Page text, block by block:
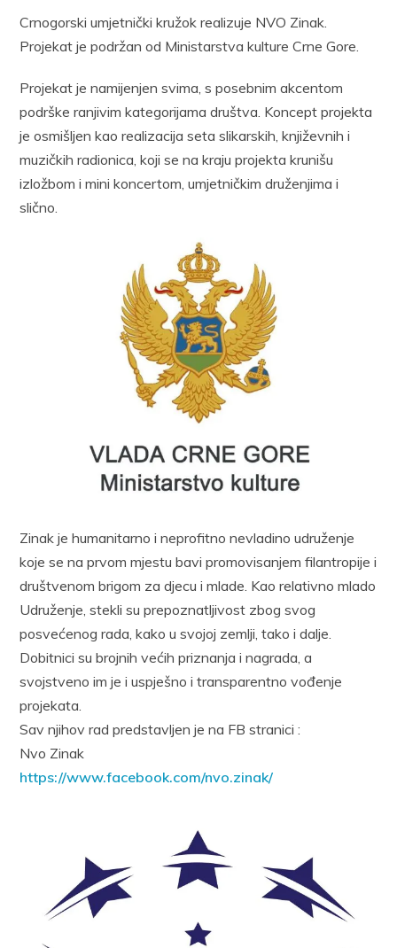
Crnogorski umjetnički kružok realizuje NVO Zinak.
Projekat je podržan od Ministarstva kulture Crne Gore.
Projekat je namijenjen svima, s posebnim akcentom
podrške ranjivim kategorijama društva. Koncept projekta
je osmišljen kao realizacija seta slikarskih, književnih i
muzičkih radionica, koji se na kraju projekta krunišu
izložbom i mini koncertom, umjetničkim druženjima i
slično.
Zinak je humanitarno i neprofitno nevladino udruženje
koje se na prvom mjestu bavi promovisanjem filantropije i
društvenom brigom za djecu i mlade. Kao relativno mlado
Udruženje, stekli su prepoznatljivost zbog svog
posvećenog rada, kako u svojoj zemlji, tako i dalje.
Dobitnici su brojnih većih priznanja i nagrada, a
svojstveno im je i uspješno i transparentno vođenje
projekata.
Sav njihov rad predstavljen je na FB stranici :
Nvo Zinak
https://www.facebook.com/nvo.zinak/